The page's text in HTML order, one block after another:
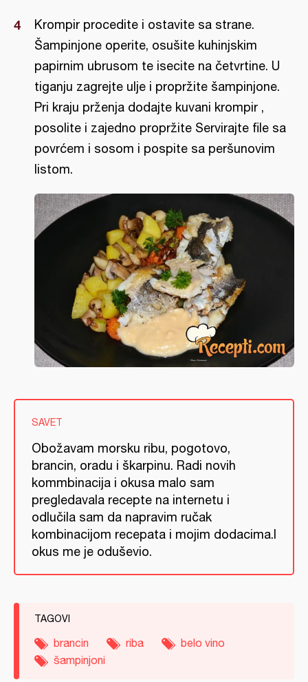
Krompir procedite i ostavite sa strane.
Šampinjone operite, osušite kuhinjskim
papirnim ubrusom te isecite na četvrtine. U
tiganju zagrejte ulje i propržite šampinjone.
Pri kraju prženja dodajte kuvani krompir ,
posolite i zajedno propržite Servirajte file sa
povrćem i sosom i pospite sa peršunovim
listom.
SAVET
Obožavam morsku ribu, pogotovo,
brancin, oradu i škarpinu. Radi novih
kommbinacija i okusa malo sam
pregledavala recepte na internetu i
odlučila sam da napravim ručak
kombinacijom recepata i mojim dodacima.I
okus me je oduševio.
TAGOVI
brancin riba
belo vino
šampinjoni